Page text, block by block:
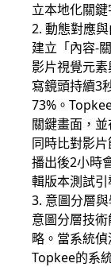
立本地化關鍵
2. 動態對應
建立「內容-
影片視覺元
寫鏡頭持續3
73%。
關鍵畫面，
同時比對影
播出後2小時
輯版本測試引
3. 意圖分層
意圖分層技
略。當系統
Topkee的系